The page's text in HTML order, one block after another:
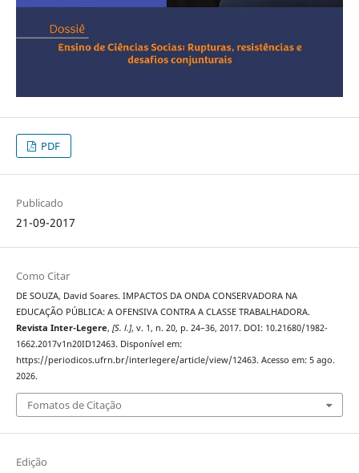
PDF
Publicado
21-09-2017
Como Citar
DE SOUZA, David Soares. IMPACTOS DA ONDA CONSERVADORA NA
EDUCAÇÃO PÚBLICA: A OFENSIVA CONTRA A CLASSE TRABALHADORA.
Revista Inter-Legere, [S. l.], v. 1, n. 20, p. 24–36, 2017. DOI: 10.21680/1982-
1662.2017v1n20ID12463. Disponível em:
https://periodicos.ufrn.br/interlegere/article/view/12463. Acesso em: 5 ago.
2026.
Fomatos de Citação
Edição